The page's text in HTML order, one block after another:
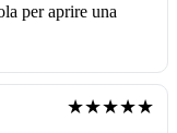
per aprire una
★★★★★